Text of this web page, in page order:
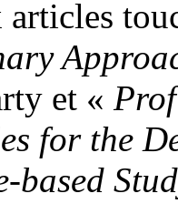
articles
et «
for the
based